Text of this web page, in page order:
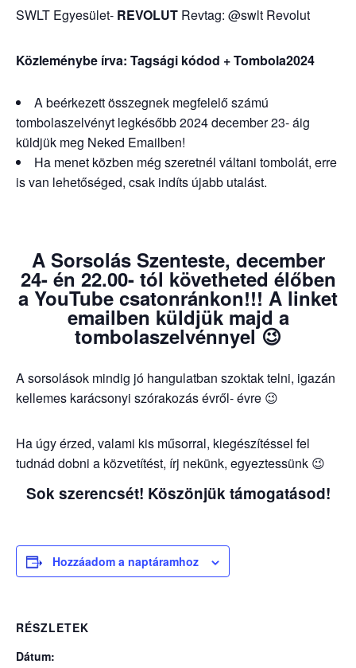
SWLT Egyesület- REVOLUT Revtag: @swlt Revolut
Közleménybe írva: Tagsági kódod + Tombola2024
A beérkezett összegnek megfelelő számú
tombolaszelvényt legkésőbb 2024 december 23- áig
küldjük meg Neked Emailben!
Ha menet közben még szeretnél váltani tombolát, erre
is van lehetőséged, csak indíts újabb utalást.
A Sorsolás Szenteste, december
24- én 22.00- tól követheted élőben
a YouTube csatonránkon!!! A linket
emailben küldjük majd a
tombolaszelvénnyel 😉
A sorsolások mindig jó hangulatban szoktak telni, igazán
kellemes karácsonyi szórakozás évről- évre 😉
Ha úgy érzed, valami kis műsorral, kiegészítéssel fel
tudnád dobni a közvetítést, írj nekünk, egyeztessünk 😉
Sok szerencsét! Köszönjük támogatásod!
Hozzáadom a naptáramhoz
RÉSZLETEK
Dátum: